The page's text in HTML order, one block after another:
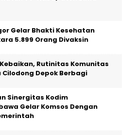
Gelar Bhakti Kesehatan
5.899 Orang Divaksin
Rutinitas Komunitas
Cilodong Depok Berbagi
Sinergitas Kodim
Gelar Komsos Dengan